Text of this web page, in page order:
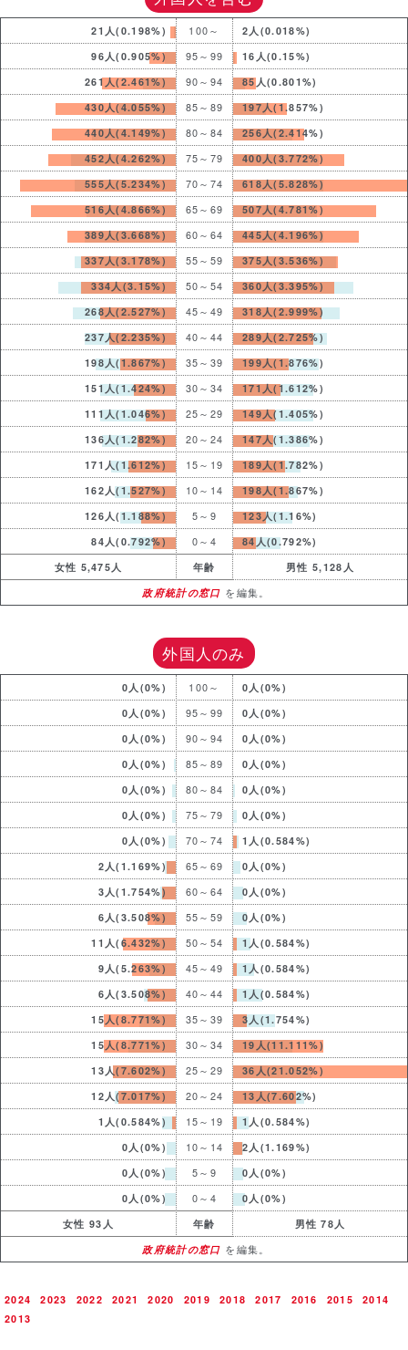
21人(0.198%) 100～
2人(0.018%)
96人(0.905%)
95～99
16人(0.15%)
261人(2.461%)
90～94
85人(0.801%)
430人(4.055%)
85～89
197人(1.857%)
440人(4.149%)
80～84
256人(2.414%)
452人(4.262%)
75～79
400人(3.772%)
555人(5.234%)
70～74
618人(5.828%)
516人(4.866%)
65～69
507人(4.781%)
389人(3.668%)
60～64
445人(4.196%)
337人(3.178%)
55～59
375人(3.536%)
334人(3.15%)
50～54
360人(3.395%)
268人(2.527%)
45～49
318人(2.999%)
237人(2.235%)
40～44
289人(2.725%)
198人(1.867%)
35～39
199人(1.876%)
151人(1.424%)
30～34
171人(1.612%)
111人(1.046%)
25～29
149人(1.405%)
136人(1.282%)
20～24
147人(1.386%)
171人(1.612%)
15～19
189人(1.782%)
162人(1.527%)
10～14
198人(1.867%)
126人(1.188%)
5～9
123人(1.16%)
84人(0.792%)
0～4
84人(0.792%)
女性 5,475人
年齢
男性 5,128人
政府統計の窓口 を編集。
外国人のみ
0人(0%) 100～
0人(0%)
0人(0%)
95～99
0人(0%)
0人(0%)
90～94
0人(0%)
0人(0%)
85～89
0人(0%)
0人(0%)
80～84
0人(0%)
0人(0%)
75～79
0人(0%)
0人(0%)
70～74
1人(0.584%)
2人(1.169%)
65～69
0人(0%)
3人(1.754%)
60～64
0人(0%)
6人(3.508%)
55～59
0人(0%)
11人(6.432%)
50～54
1人(0.584%)
9人(5.263%)
45～49
1人(0.584%)
6人(3.508%)
40～44
1人(0.584%)
15人(8.771%)
35～39
3人(1.754%)
15人(8.771%)
30～34
19人(11.111%)
13人(7.602%)
25～29
36人(21.052%)
12人(7.017%)
20～24
13人(7.602%)
1人(0.584%)
15～19
1人(0.584%)
0人(0%)
10～14
2人(1.169%)
0人(0%)
5～9
0人(0%)
0人(0%)
0～4
0人(0%)
女性 93人
年齢
男性 78人
政府統計の窓口 を編集。
2024 2023 2022 2021 2020 2019 2018 2017 2016 2015
2014
2013